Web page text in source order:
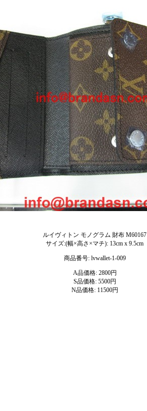
ルイヴィトン モノグラム 財布 M60167
サイズ:(幅×高さ×マチ): 13cm x 9.5cm
商品番号: lvwallet-1-009
A品価格: 2800円
S品価格: 5500円
N品価格: 11500円